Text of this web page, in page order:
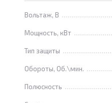
Вольтаж, В
Мощность, кВт
Тип защиты
Обороты, Об.\мин.
Полюсность